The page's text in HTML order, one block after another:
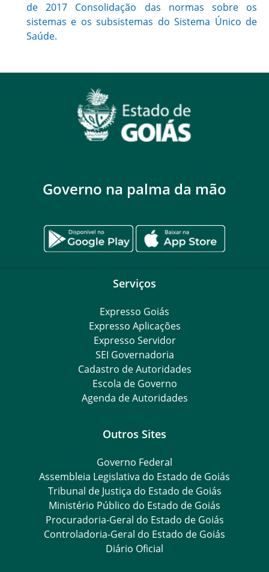
de 2017 Consolidação das normas sobre os
sistemas e os subsistemas do Sistema Único de
Saúde.
Governo na palma da mão
Serviços
Expresso Goiás
Expresso Aplicações
Expresso Servidor
SEI Governadoria
Cadastro de Autoridades
Escola de Governo
Agenda de Autoridades
Outros Sites
Governo Federal
Assembleia Legislativa do Estado de Goiás
Tribunal de Justiça do Estado de Goiás
Ministério Público do Estado de Goiás
Procuradoria-Geral do Estado de Goiás
Controladoria-Geral do Estado de Goiás
Diário Oficial